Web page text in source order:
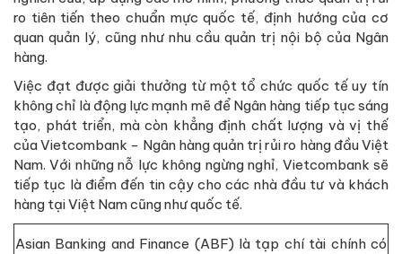
ro tiên tiến theo chuẩn mực quốc tế, định hướng của cơ
quan quản lý, cũng như nhu cầu quản trị nội bộ của Ngân
hàng.
Việc đạt được giải thưởng từ một tổ chức quốc tế uy tín
không chỉ là động lực mạnh mẽ để Ngân hàng tiếp tục sáng
tạo, phát triển, mà còn khẳng định chất lượng và vị thế
của Vietcombank - Ngân hàng quản trị rủi ro hàng đầu Việt
Nam. Với những nỗ lực không ngừng nghỉ, Vietcombank sẽ
tiếp tục là điểm đến tin cậy cho các nhà đầu tư và khách
hàng tại Việt Nam cũng như quốc tế.
Asian Banking and Finance (ABF) là tạp chí tài chính có